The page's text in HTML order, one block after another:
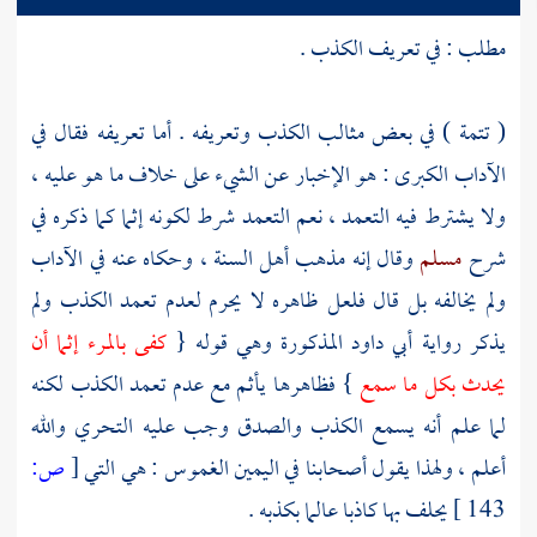
مطلب : في تعريف الكذب .
( تتمة ) في بعض مثالب الكذب وتعريفه . أما تعريفه فقال في
الآداب الكبرى : هو الإخبار عن الشيء على خلاف ما هو عليه ،
ولا يشترط فيه التعمد ، نعم التعمد شرط لكونه إثما كما ذكره في
شرحمسلموقال إنه مذهبأهل السنة، وحكاه عنه في الآداب
ولم يخالفه بل قال فلعل ظاهره لا يحرم لعدم تعمد الكذب ولم
يذكر رواية أبي داود المذكورة وهي قوله {كفى بالمرء إثما أن
يحدث بكل ما سمع } فظاهرها يأثم مع عدم تعمد الكذب لكنه
لما علم أنه يسمع الكذب والصدق وجب عليه التحري والله
أعلم ، ولهذا يقول أصحابنا في اليمين الغموس : هي التي[ص:
143 ] يحلف بها كاذبا عالما بكذبه .